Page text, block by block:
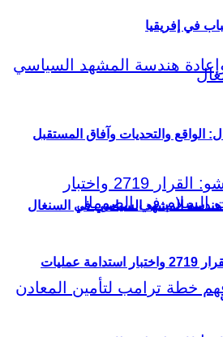
المشهد السياسي في السنغال
في إفريقيا
الواقع والتحديات وآفاق المستقبل
متلازمة مقديشو: القرار 2719 واختبار استدامة عمليات